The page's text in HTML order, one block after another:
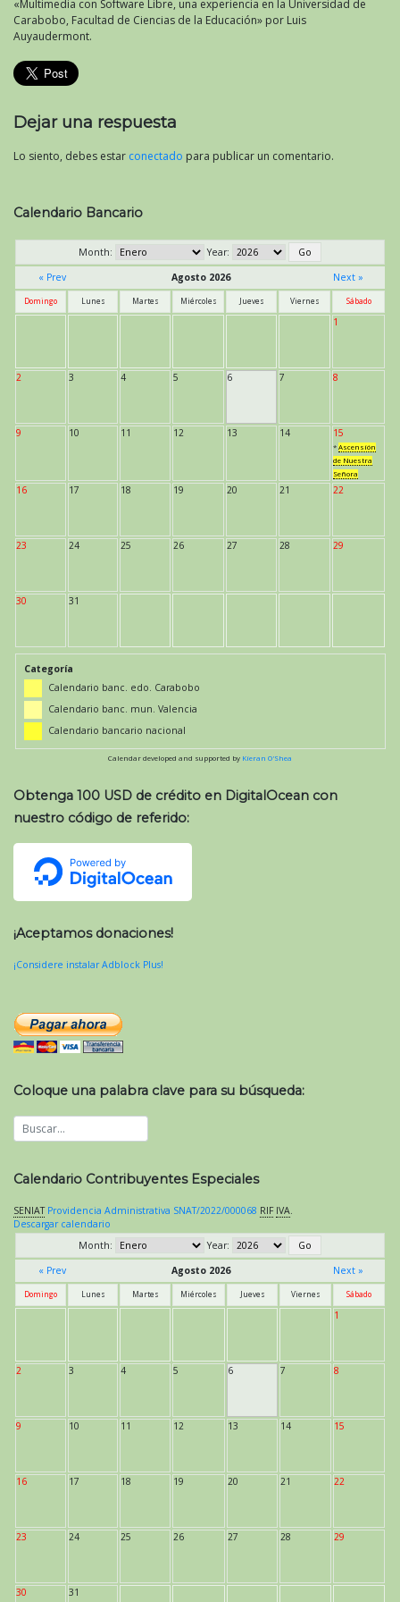
«Multimedia con Software Libre, una experiencia en la Universidad de
Carabobo, Facultad de Ciencias de la Educación» por Luis
Auyaudermont.
Dejar una respuesta
Lo siento, debes estar conectado para publicar un comentario.
Calendario Bancario
Month:
Year:
« Prev
Agosto 2026 Next »
Domingo Lunes Martes Miércoles Jueves Viernes Sábado
1
2 3 4 5 6 7 8
9 10 11 12 13 14 15
* Ascensión
de Nuestra
Señora
16 17 18 19 20 21 22
23 24 25 26 27 28 29
30 31
Categoría
Calendario banc. edo. Carabobo
Calendario banc. mun. Valencia
Calendario bancario nacional
Calendar developed and supported by Kieran O'Shea
Obtenga 100 USD de crédito en DigitalOcean con
nuestro código de referido:
¡Aceptamos donaciones!
¡Considere instalar Adblock Plus!
Coloque una palabra clave para su búsqueda:
Calendario Contribuyentes Especiales
SENIAT Providencia Administrativa SNAT/2022/000068 RIF IVA
Descargar calendario
Month:
Year:
« Prev
Agosto 2026 Next »
Domingo Lunes Martes Miércoles Jueves Viernes Sábado
1
2 3 4 5 6 7 8
9 10 11 12 13 14 15
16 17 18 19 20 21 22
23 24 25 26 27 28 29
30 31